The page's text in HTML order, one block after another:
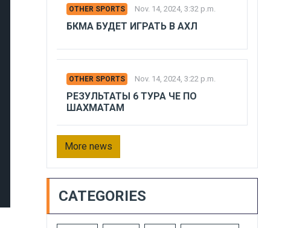
OTHER SPORTS Nov. 14, 2024, 3:32 p.m.
БКМА БУДЕТ ИГРАТЬ В АХЛ
OTHER SPORTS Nov. 14, 2024, 3:22 p.m.
РЕЗУЛЬТАТЫ 6 ТУРА ЧЕ ПО
ШАХМАТАМ
More news
CATEGORIES